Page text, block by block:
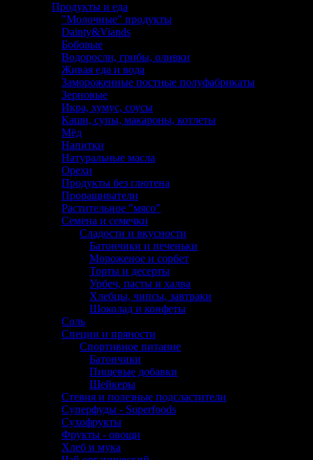
Продукты и еда
"Молочные" продукты
Dainty&Viands
Бобовые
Водоросли, грибы, оливки
Живая еда и вода
Замороженные постные полуфабрикаты
Зерновые
Икра, хумус, соусы
Каши, супы, макароны, котлеты
Мёд
Напитки
Натуральные масла
Орехи
Продукты без глютена
Проращиватели
Растительное "мясо"
Семена и семечки
Сладости и вкусности
Батончики и печеньки
Мороженое и сорбет
Торты и десерты
Урбеч, пасты и халва
Хлебцы, чипсы, завтраки
Шоколад и конфеты
Соль
Специи и пряности
Спортивное питание
Батончики
Пищевые добавки
Шейкеры
Стевия и полезные подсластители
Суперфуды - Superfoods
Сухофрукты
Фрукты - овощи
Хлеб и мука